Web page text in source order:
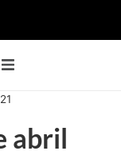
abril